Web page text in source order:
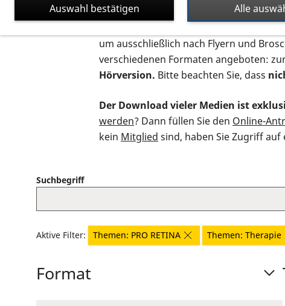
Auf dieser Seite finden Sie sämtliches
um ausschließlich nach Flyern und
verschiedenen Formaten angeboten:
Hörversion. Bitte beachten Sie, dass
Der Download vieler Medien ist
werden? Dann füllen Sie den Online-
kein Mitglied sind, haben Sie Zugriff
Suchbegriff
Aktive Filter: Themen: PRO RETINA Themen: Therapie
Format
Alle
Auswahl bestätigen